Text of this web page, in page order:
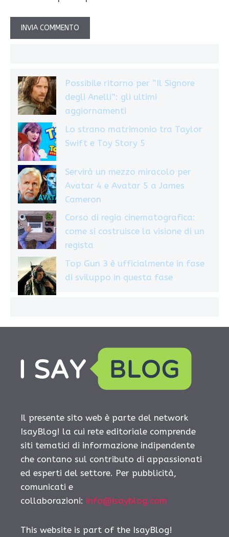
Possibile ritorno per “Il Signore
degli Anelli”: gli ultimi
aggiornamenti
Lo strano matrimonio tra Taylor
Swift e Toy Story 5
Servirà un mezzo miracolo per
Avatar 4 e Avatar 5 a James
Cameron
Corso di regia cinematografica:
come si costruisce la visione di un
regista
Top Gun 3 è ufficialmente in fase
di sviluppo in questa fase
Il presente sito web è parte del network
IsayBlog! la cui rete editoriale comprende
siti tematici di informazione indipendente
che contano sul contributo di appassionati
ed esperti del settore. Per pubblicità,
comunicati e
collaborazioni: info@isayblog.com
This website is part of the IsayBlog!